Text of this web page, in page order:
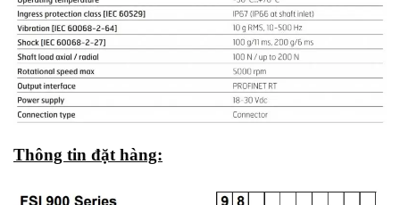
Thông tin đặt hàng: